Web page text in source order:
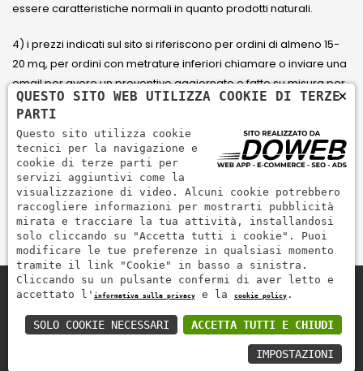
essere caratteristiche normali in quanto prodotti naturali.
4) i prezzi indicati sul sito si riferiscono per ordini di almeno 15-
20 mq, per ordini con metrature inferiori chiamare o inviare una
email per avere un preventivo aggiornato e fatto su misura per
il cliente.
5) Paga con Carta di credito Visa, Visa Electron, Maestro,
Mastercard tramite il circuito PayPal. PayPal serve per pagare,
inviare denaro e accettare pagamenti in modo rapido,
semplice e sicuro.
Zem Marmi P.I. 03463990246
Paga in modo sicuro con
×
QUESTO SITO WEB UTILIZZA COOKIE DI TERZE
PARTI
Questo sito utilizza cookie
tecnici per la navigazione e
cookie di terze parti per
servizi aggiuntivi come la
visualizzazione di video. Alcuni cookie potrebbero
raccogliere informazioni per mostrarti pubblicità
mirata e tracciare la tua attività, installandosi
solo cliccando su "Accetta tutti i cookie". Puoi
modificare le tue preferenze in qualsiasi momento
tramite il link "Cookie" in basso a sinistra.
Cliccando su un pulsante confermi di aver letto e
accettato l' informativa sulla privacy e la cookie policy .
ACCETTA TUTTI E CHIUDI
SOLO COOKIE NECESSARI
IMPOSTAZIONI